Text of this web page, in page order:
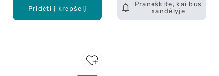
Pridėti į krepšelį
Praneškite, kai bus
sandėlyje